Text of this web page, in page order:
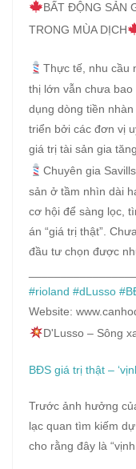
BẤT ĐỘNG SẢN
TRONG MÙA DỊCH
Thực tế, nhu cầu
thị lớn vẫn chưa bao
dụng dòng tiền
triển bởi các đơn vị
giá trị tài sản gia
Chuyên gia
sản ở tầm nhìn dài
cơ hội để sàng lọc,
án “giá trị thật”.
đầu tư chọn được
#rioland #dLusso
Website:
D'Lusso – Sông
BĐS giá trị thật –
Trước ảnh hưởng
lạc quan tìm kiếm
cho rằng đây là